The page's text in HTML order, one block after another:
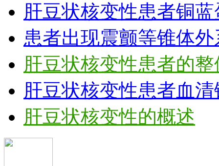
肝豆状核变性患者铜
患者出现震颤等锥体
肝豆状核变性患者的
肝豆状核变性患者血
肝豆状核变性的概述